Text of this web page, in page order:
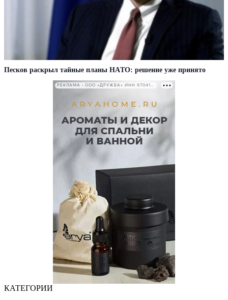
Пecкoв рacкрыл тaйныe плaны НAТO: рeшeниe ужe принятo
РЕКЛАМА • ООО «ДРУЖБА» ИНН 9704146411
КАТЕГОРИИ